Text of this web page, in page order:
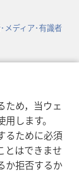
ため，当ウェ
します。
るために必須
とはできませ
か拒否するか
メディア･有識者